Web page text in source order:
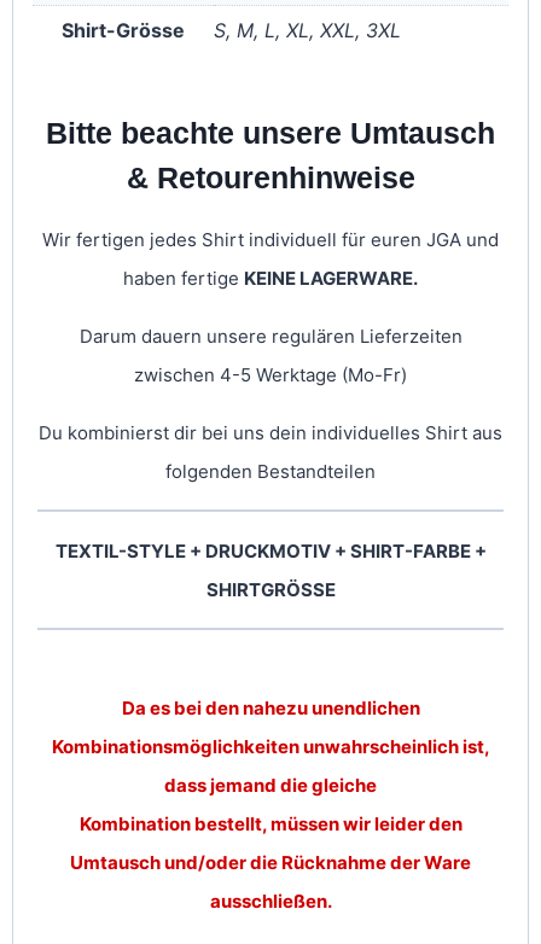
Shirt-Grösse S, M, L, XL, XXL, 3XL
Bitte beachte unsere Umtausch
& Retourenhinweise
Wir fertigen jedes Shirt individuell für euren JGA und
haben fertige KEINE LAGERWARE.
Darum dauern unsere regulären Lieferzeiten
zwischen 4-5 Werktage (Mo-Fr)
Du kombinierst dir bei uns dein individuelles Shirt aus
folgenden Bestandteilen
TEXTIL-STYLE + DRUCKMOTIV + SHIRT-FARBE +
SHIRTGRÖSSE
Da es bei den nahezu unendlichen
Kombinationsmöglichkeiten unwahrscheinlich ist,
dass jemand die gleiche
Kombination bestellt, müssen wir leider den
Umtausch und/oder die Rücknahme der Ware
ausschließen.